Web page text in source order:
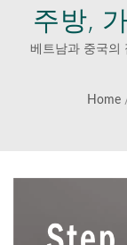
주방,
사용하
접
베트남과 중국의
Home